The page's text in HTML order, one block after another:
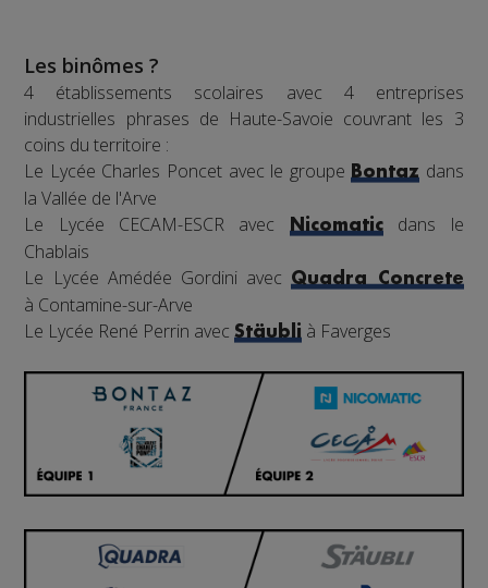
Les binômes ?
4 établissements scolaires avec 4 entreprises
industrielles phrases de Haute-Savoie couvrant les 3
coins du territoire :
Le Lycée Charles Poncet avec le groupe Bontaz dans
la Vallée de l'Arve
Le Lycée CECAM-ESCR avec
Nicomaticdans le
Chablais
Le Lycée Amédée Gordini avecQuadra Concrete
à Contamine-sur-Arve
Le Lycée René Perrin avecStäubli à Faverges